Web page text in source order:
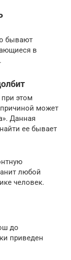
бывают
в
этом
может
Данная
ее бывает
любой
человек.
до
приведен